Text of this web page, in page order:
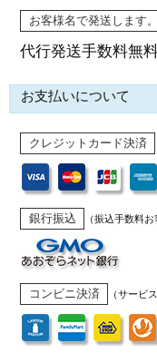
お客様名で発送します。
代行発送手数料無
お支払いについて
クレジットカード決済
銀行振込 （振込手数料お
コンビニ決済 （サービ